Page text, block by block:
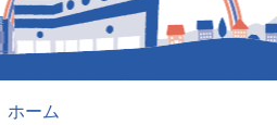
ホーム